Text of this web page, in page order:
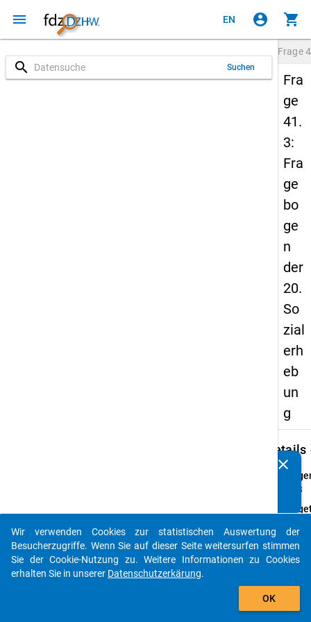
menu EN account_circle shopping_cart
search Suchen
Frage
Fra
ge
41.
3:
Fra
ge
bo
ge
n
der
20.
So
zial
erh
eb
un
g
Details
41.3
im
clear
auto_stories
add_shopping_cart
Wir verwenden Cookies zur statistischen Auswertung der
Besucherzugriffe. Wenn Sie auf dieser Seite weitersurfen stimmen
Sie der Cookie-Nutzung zu. Weitere Informationen zu Cookies
erhalten Sie in unserer Datenschutzerkärung.
OK